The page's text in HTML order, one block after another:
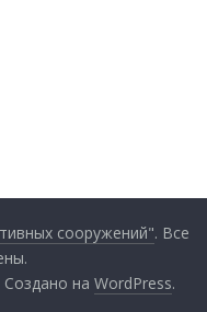
сооружений". Все
Создано наWordPress.